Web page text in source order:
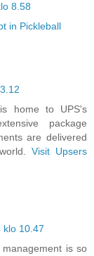
8.58
in Pickleball
home to UPS's
package
are delivered
Visit Upsers
klo 10.47
is so